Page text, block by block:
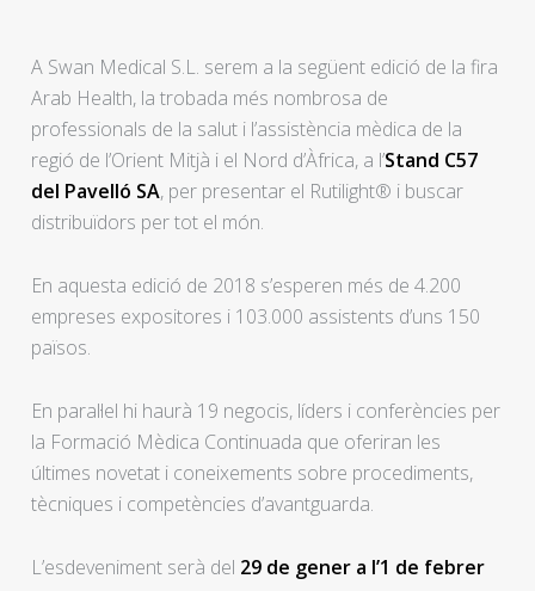
A Swan Medical S.L. serem a la següent edició de la fira
Arab Health, la trobada més nombrosa de
professionals de la salut i l’assistència mèdica de la
regió de l’Orient Mitjà i el Nord d’Àfrica, a l’Stand C57
del Pavelló SA, per presentar el Rutilight® i buscar
distribuïdors per tot el món.
En aquesta edició de 2018 s’esperen més de 4.200
empreses expositores i 103.000 assistents d’uns 150
països.
En paral·lel hi haurà 19 negocis, líders i conferències per
la Formació Mèdica Continuada que oferiran les
últimes novetat i coneixements sobre procediments,
tècniques i competències d’avantguarda.
L’esdeveniment serà del 29 de gener a l’1 de febrer